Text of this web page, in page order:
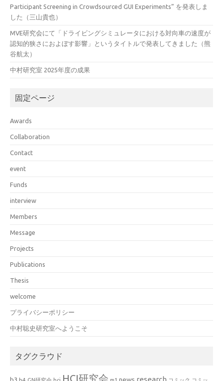
Participant Screening in Crowdsourced GUI Experiments” を発表しま
した（三山貴也）
MVE研究会にて「ドライビングシミュレータにおける対向車の速度が
認知的狭さにおよぼす影響」というタイトルで発表してきました（熊
谷航太）
中村研究室 2025年度の成果
固定ページ
Awards
Collaboration
Contact
event
Funds
interview
Members
Message
Projects
Publications
Thesis
welcome
プライバシーポリシー
中村聡史研究室へようこそ
タグクラウド
b3 HCI研究会 research